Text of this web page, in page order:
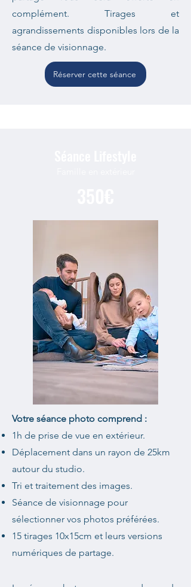
complément. Tirages et
agrandissements disponibles lors de la
séance de visionnage.
Réserver cette séance
Votre séance photo comprend :
1h de prise de vue en extérieur.
Déplacement dans un rayon de 25km
autour du studio.
Tri et traitement des images.
Séance de visionnage pour
sélectionner vos photos préférées.
15 tirages 10x15cm et leurs versions
numériques de partage.